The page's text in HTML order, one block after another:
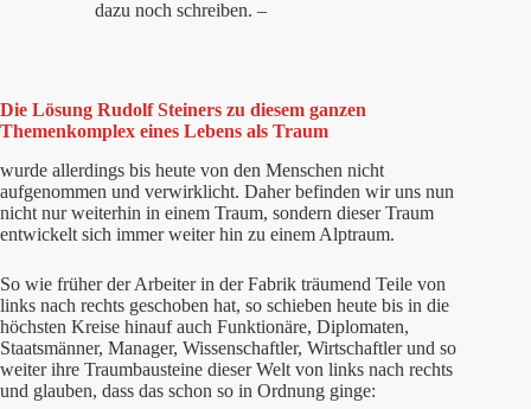
dazu noch schreiben. –
Die Lösung Rudolf Steiners zu diesem ganzen
Themenkomplex eines Lebens als Traum
wurde allerdings bis heute von den Menschen nicht
aufgenommen und verwirklicht. Daher befinden wir uns nun
nicht nur weiterhin in einem Traum, sondern dieser Traum
entwickelt sich immer weiter hin zu einem Alptraum.
So wie früher der Arbeiter in der Fabrik träumend Teile von
links nach rechts geschoben hat, so schieben heute bis in die
höchsten Kreise hinauf auch Funktionäre, Diplomaten,
Staatsmänner, Manager, Wissenschaftler, Wirtschaftler und so
weiter ihre Traumbausteine dieser Welt von links nach rechts
und glauben, dass das schon so in Ordnung ginge: